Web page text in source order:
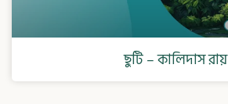
ছুটি – কালিদাস রায়